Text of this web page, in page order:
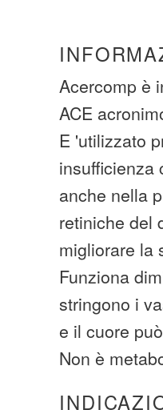
Acercomp è
ACE
E 'utilizzato
insufficienza
anche nella
retiniche del
migliorare la
Funziona
stringono i
e il cuore
Non è